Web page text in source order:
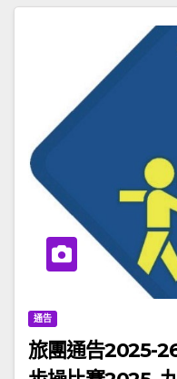
通告
旅團通告2025-